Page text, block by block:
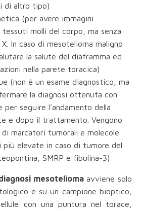
di altro tipo)
(per avere immagini
molli del corpo, ma senza
In caso di mesotelioma maligno
la salute del diaframma ed
nella parete toracica)
(non è un esame diagnostico, ma
la diagnosi ottenuta con
per seguire l'andamento della
e dopo il trattamento. Vengono
marcatori tumorali e molecole
più elevate in caso di tumore del
SMRP e fibulina-3)
mesoteliomaavviene solo
e su un campione bioptico,
con una puntura nel torace,